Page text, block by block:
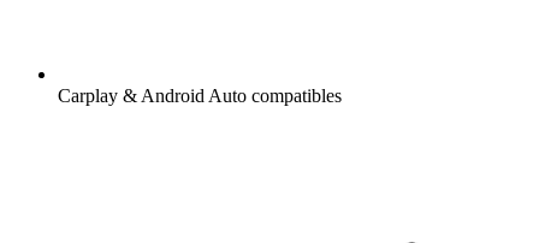
Carplay & Android Auto compatibles